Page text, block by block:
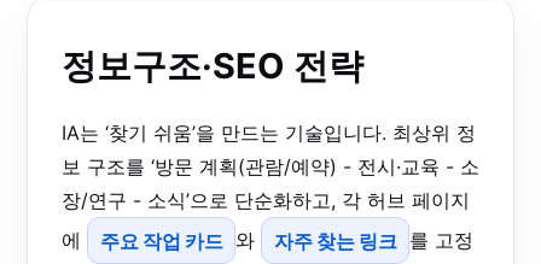
정보구조·SEO 전략
IA는 ‘찾기 쉬움’을 만드는 기술입니다. 최상위 정
보 구조를 ‘방문 계획(관람/예약) - 전시·교육 - 소
장/연구 - 소식’으로 단순화하고, 각 허브 페이지
에
주요 작업 카드 와 자주 찾는 링크 를 고정